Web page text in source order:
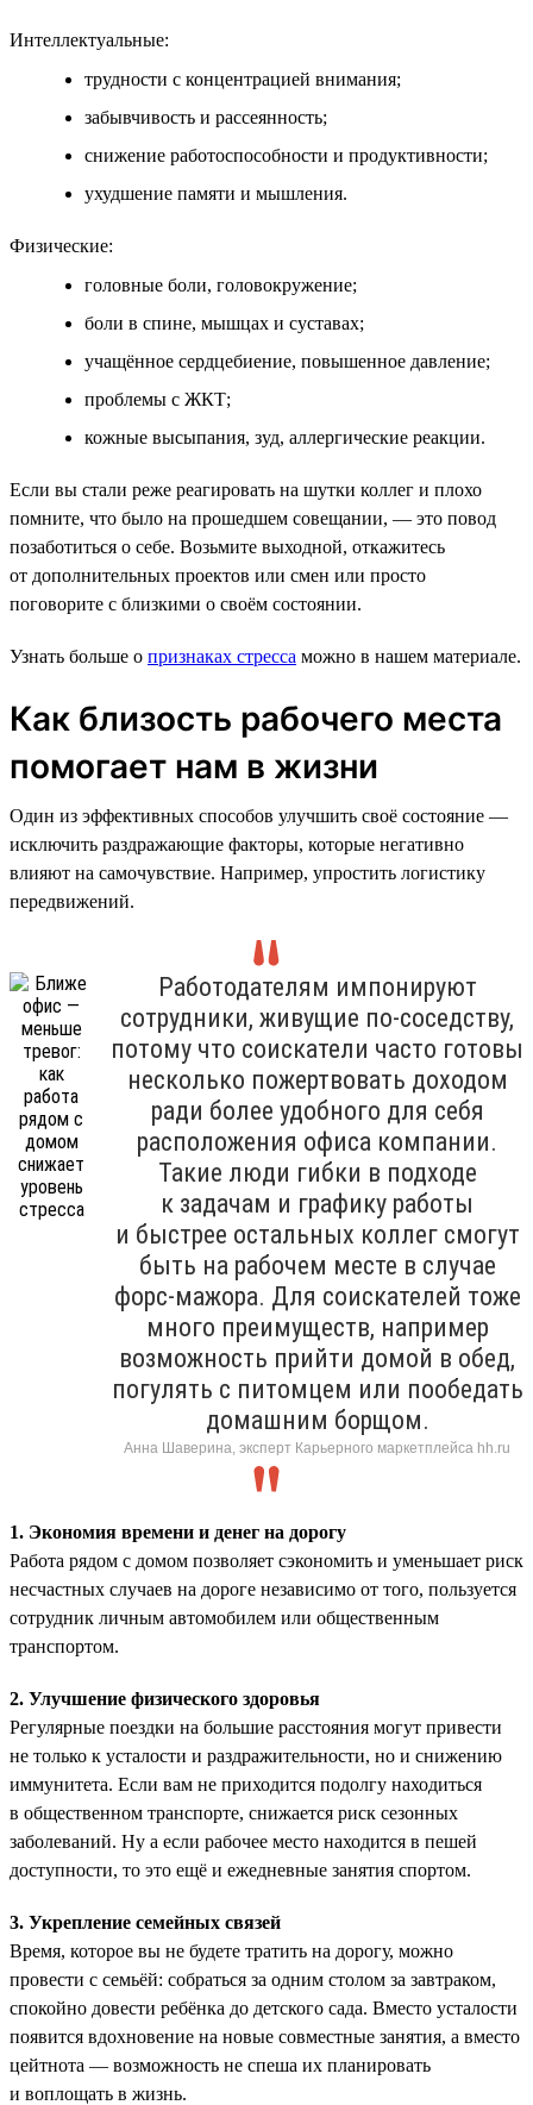
Интеллектуальные:
трудности с концентрацией внимания;
забывчивость и рассеянность;
снижение работоспособности и продуктивности;
ухудшение памяти и мышления.
Физические:
головные боли, головокружение;
боли в спине, мышцах и суставах;
учащённое сердцебиение, повышенное давление;
проблемы с ЖКТ;
кожные высыпания, зуд, аллергические реакции.
Если вы стали реже реагировать на шутки коллег и плохо
помните, что было на прошедшем совещании, — это повод
позаботиться о себе. Возьмите выходной, откажитесь
от дополнительных проектов или смен или просто
поговорите с близкими о своём состоянии.
Узнать больше о признаках стресса можно в нашем материале.
Как близость рабочего места
помогает нам в жизни
Один из эффективных способов улучшить своё состояние —
исключить раздражающие факторы, которые негативно
влияют на самочувствие. Например, упростить логистику
передвижений.
Работодателям импонируют
сотрудники, живущие по-соседству,
потому что соискатели часто готовы
несколько пожертвовать доходом
ради более удобного для себя
расположения офиса компании.
Такие люди гибки в подходе
к задачам и графику работы
и быстрее остальных коллег смогут
быть на рабочем месте в случае
форс-мажора. Для соискателей тоже
много преимуществ, например
возможность прийти домой в обед,
погулять с питомцем или пообедать
домашним борщом.
Анна Шаверина, эксперт Карьерного маркетплейса hh.ru
1. Экономия времени и денег на дорогу
Работа рядом с домом позволяет сэкономить и уменьшает риск
несчастных случаев на дороге независимо от того, пользуется
сотрудник личным автомобилем или общественным
транспортом.
2. Улучшение физического здоровья
Регулярные поездки на большие расстояния могут привести
не только к усталости и раздражительности, но и снижению
иммунитета. Если вам не приходится подолгу находиться
в общественном транспорте, снижается риск сезонных
заболеваний. Ну а если рабочее место находится в пешей
доступности, то это ещё и ежедневные занятия спортом.
3. Укрепление семейных связей
Время, которое вы не будете тратить на дорогу, можно
провести с семьёй: собраться за одним столом за завтраком,
спокойно довести ребёнка до детского сада. Вместо усталости
появится вдохновение на новые совместные занятия, а вместо
цейтнота — возможность не спеша их планировать
и воплощать в жизнь.